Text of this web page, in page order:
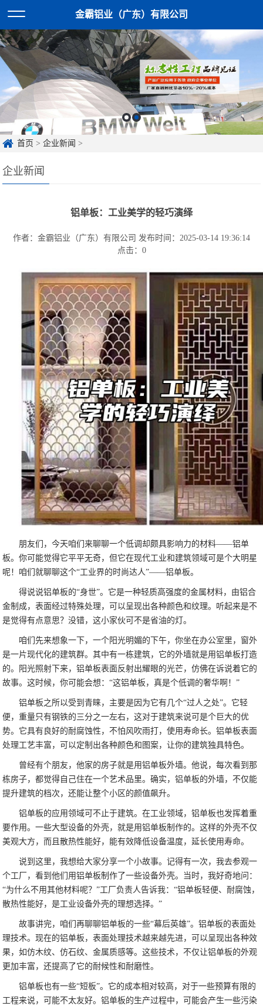
金霸铝业（广东）有限公司
首页 >企业新闻 >
企业新闻
铝单板：工业美学的轻巧演绎
作者：金霸铝业（广东）有限公司 发布时间：2025-03-14 19:36:14
点击： 0
朋友们，今天咱们来聊聊一个低调却颇具影响力的材料——铝单
板。你可能觉得它平平无奇，但它在现代工业和建筑领域可是个大明星
呢！咱们就聊聊这个“工业界的时尚达人”——铝单板。
得说说铝单板的“身世”。它是一种轻质高强度的金属材料，由铝合
金制成，表面经过特殊处理，可以呈现出各种颜色和纹理。听起来是不
是觉得有点意思？没错，这小家伙可不是省油的灯。
咱们先来想象一下，一个阳光明媚的下午，你坐在办公室里，窗外
是一片现代化的建筑群。其中有一栋建筑，它的外墙就是用铝单板打造
的。阳光照射下来，铝单板表面反射出耀眼的光芒，仿佛在诉说着它的
故事。这时候，你可能会想：“这铝单板，真是个低调的奢华啊！”
铝单板之所以受到青睐，主要是因为它有几个“过人之处”。它轻
便，重量只有钢铁的三分之一左右，这对于建筑来说可是个巨大的优
势。它具有良好的耐腐蚀性，不怕风吹雨打，使用寿命长。铝单板表面
处理工艺丰富，可以定制出各种颜色和图案，让你的建筑独具特色。
曾经有个朋友，他家的房子就是用铝单板外墙。他说，每次看到那
栋房子，都觉得自己住在一个艺术品里。确实，铝单板的外墙，不仅能
提升建筑的档次，还能让整个小区的颜值飙升。
铝单板的应用领域可不止于建筑。在工业领域，铝单板也发挥着重
要作用。一些大型设备的外壳，就是用铝单板制作的。这样的外壳不仅
美观大方，而且散热性能好，能有效降低设备温度，延长使用寿命。
说到这里，我想给大家分享一个小故事。记得有一次，我去参观一
个工厂，看到他们用铝单板制作了一些设备外壳。当时，我好奇地问：
“为什么不用其他材料呢？”工厂负责人告诉我：“铝单板轻便、耐腐蚀，
散热性能好，是工业设备外壳的理想选择。”
故事讲完，咱们再聊聊铝单板的一些“幕后英雄”。铝单板的表面处
理技术。现在的铝单板，表面处理技术越来越先进，可以呈现出各种效
果，如仿木纹、仿石纹、金属质感等。这些技术，不仅让铝单板的外观
更加丰富，还提高了它的耐候性和耐磨性。
铝单板也有一些“短板”。它的成本相对较高，对于一些预算有限的
工程来说，可能不太友好。铝单板的生产过程中，可能会产生一些污染